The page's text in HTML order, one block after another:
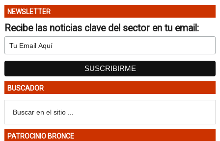
NEWSLETTER
Recibe las noticias clave del sector en tu email:
BUSCADOR
PATROCINIO BRONCE